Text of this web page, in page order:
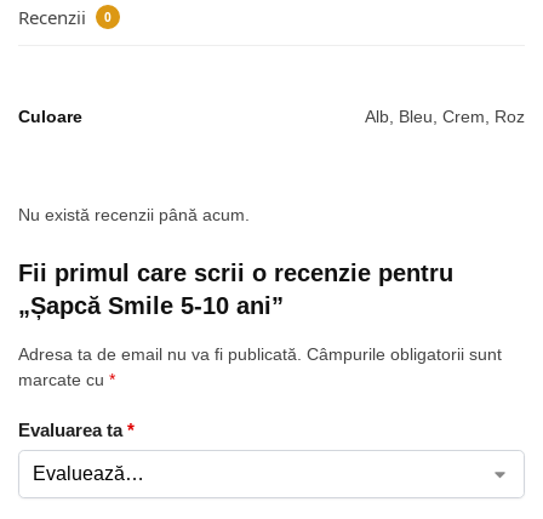
Recenzii 0
Culoare Alb, Bleu, Crem, Roz
Nu există recenzii până acum.
Fii primul care scrii o recenzie pentru
„Șapcă Smile 5-10 ani”
Adresa ta de email nu va fi publicată. Câmpurile obligatorii sunt
marcate cu *
Evaluarea ta*